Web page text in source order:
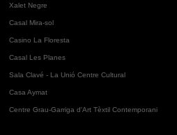
Xalet Negre
Casal Mira-sol
Casino La Floresta
Casal Les Planes
Sala Clavé - La Unió Centre Cultural
Casa Aymat
Centre Grau-Garriga d'Art Tèxtil Contemporani